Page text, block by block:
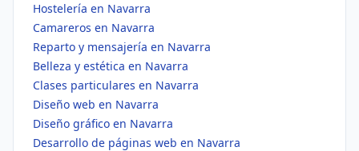
Hostelería en Navarra
Camareros en Navarra
Reparto y mensajería en Navarra
Belleza y estética en Navarra
Clases particulares en Navarra
Diseño web en Navarra
Diseño gráfico en Navarra
Desarrollo de páginas web en Navarra